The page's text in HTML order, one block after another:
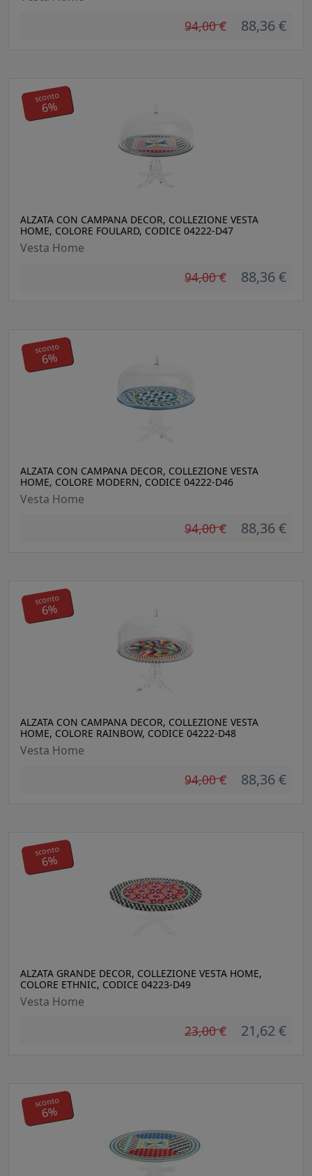
94,00 € 88,36 €
ALZATA CON CAMPANA DECOR, COLLEZIONE VESTA
HOME, COLORE FOULARD, CODICE 04222-D47
Vesta Home
94,00 € 88,36 €
sconto
6%
ALZATA CON CAMPANA DECOR, COLLEZIONE VESTA
HOME, COLORE MODERN, CODICE 04222-D46
Vesta Home
94,00 € 88,36 €
sconto
6%
ALZATA CON CAMPANA DECOR, COLLEZIONE VESTA
HOME, COLORE RAINBOW, CODICE 04222-D48
Vesta Home
94,00 € 88,36 €
sconto
6%
ALZATA GRANDE DECOR, COLLEZIONE VESTA HOME,
COLORE ETHNIC, CODICE 04223-D49
Vesta Home
23,00 € 21,62 €
sconto
6%
sconto
6%